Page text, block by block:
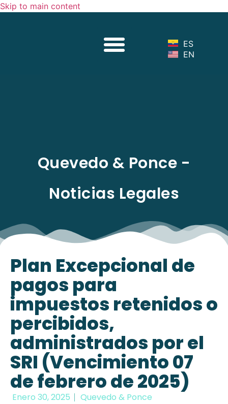
Skip to main content
ES
EN
Quevedo & Ponce -
Noticias Legales
Plan Excepcional de
pagos para
impuestos retenidos o
percibidos,
administrados por el
SRI (Vencimiento 07
de febrero de 2025)
Enero 30, 2025 Quevedo & Ponce